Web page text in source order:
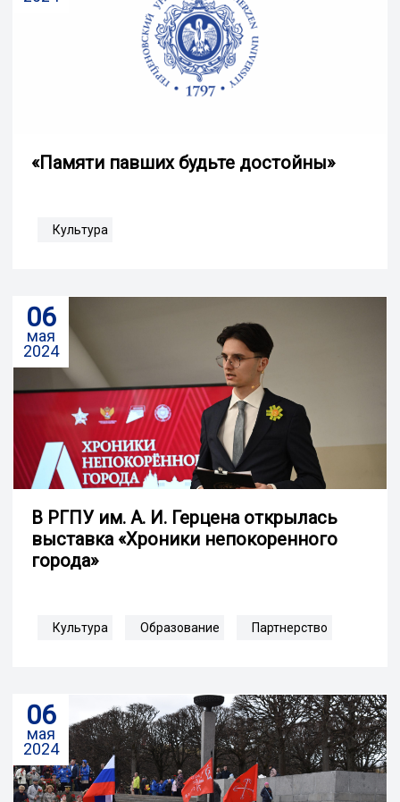
«Памяти павших будьте достойны»
Культура
06
мая
2024
В РГПУ им. А. И. Герцена открылась
выставка «Хроники непокоренного
города»
Культура Образование Партнерство
06
мая
2024